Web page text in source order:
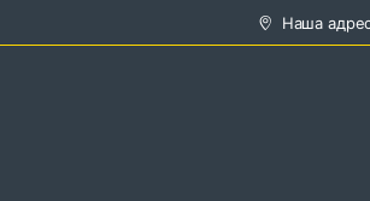
Наша